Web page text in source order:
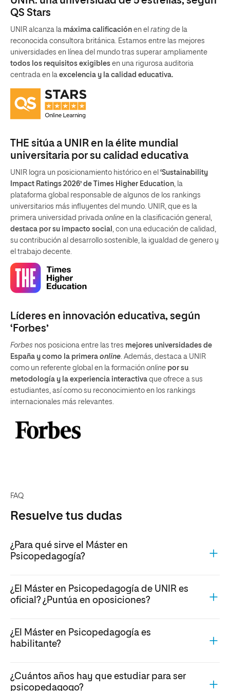
QS Stars
UNIR alcanza la máxima calificación en el rating de la
reconocida consultora británica. Estamos entre las mejores
universidades en línea del mundo tras superar ampliamente
todos los requisitos exigibles en una rigurosa auditoria
centrada en la excelencia y la calidad educativa.
THE sitúa a UNIR en la élite mundial
universitaria por su calidad educativa
UNIR logra un posicionamiento histórico en el ‘Sustainability
Impact Ratings 2026’ de Times Higher Education , la
plataforma global responsable de algunos de los rankings
universitarios más influyentes del mundo. UNIR, que es la
primera universidad privada online en la clasificación general,
destaca por su impacto social
, con una educación de calidad,
su contribución al desarrollo sostenible, la igualdad de genero y
el trabajo decente.
Líderes en innovación educativa, según
‘Forbes’
Forbes nos posiciona entre las tres mejores universidades de
España y como la primera online. Además, destaca a UNIR
como un referente global en la formación online por su
metodología y la experiencia interactiva que ofrece a sus
estudiantes, así como su reconocimiento en los rankings
internacionales más relevantes.
FAQ
Resuelve tus dudas
¿Para qué sirve el Máster en
Psicopedagogía?
¿El Máster en Psicopedagogía de UNIR es
oficial? ¿Puntúa en oposiciones?
¿El Máster en Psicopedagogía es
habilitante?
¿Cuántos años hay que estudiar para ser
psicopedagogo?